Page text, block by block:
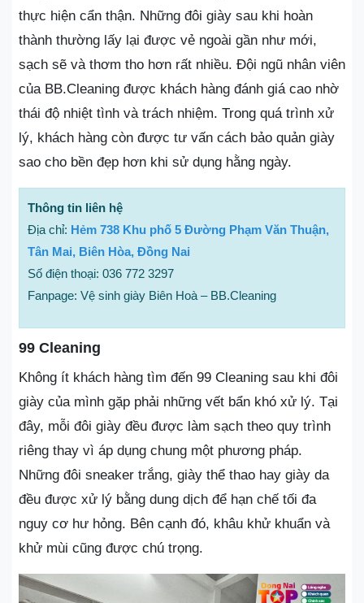
thực hiện cẩn thận. Những đôi giày sau khi hoàn
thành thường lấy lại được vẻ ngoài gần như mới,
sạch sẽ và thơm tho hơn rất nhiều. Đội ngũ nhân viên
của BB.Cleaning được khách hàng đánh giá cao nhờ
thái độ nhiệt tình và trách nhiệm. Trong quá trình xử
lý, khách hàng còn được tư vấn cách bảo quản giày
sao cho bền đẹp hơn khi sử dụng hằng ngày.
Thông tin liên hệ
Địa chỉ: Hẻm 738 Khu phố 5 Đường Phạm Văn Thuận,
Tân Mai, Biên Hòa, Đồng Nai
Số điện thoại: 036 772 3297
Fanpage: Vệ sinh giày Biên Hoà – BB.Cleaning
99 Cleaning
Không ít khách hàng tìm đến 99 Cleaning sau khi đôi
giày của mình gặp phải những vết bẩn khó xử lý. Tại
đây, mỗi đôi giày đều được làm sạch theo quy trình
riêng thay vì áp dụng chung một phương pháp.
Những đôi sneaker trắng, giày thể thao hay giày da
đều được xử lý bằng dung dịch để hạn chế tối đa
nguy cơ hư hỏng. Bên cạnh đó, khâu khử khuẩn và
khử mùi cũng được chú trọng.